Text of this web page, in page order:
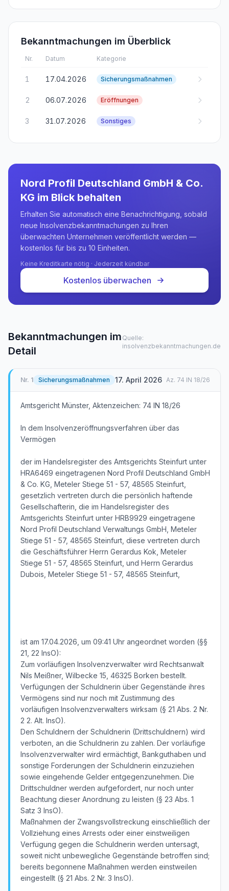
Bekanntmachungen im Überblick
Nr. Datum Kategorie
1 17.04.2026 Sicherungsmaßnahmen
2 06.07.2026 Eröffnungen
3 31.07.2026 Sonstiges
Nord Profil Deutschland GmbH & Co.
KG im Blick behalten
Erhalten Sie automatisch eine Benachrichtigung, sobald
neue Insolvenzbekanntmachungen zu Ihren
überwachten Unternehmen veröffentlicht werden —
kostenlos für bis zu 10 Einheiten.
Keine Kreditkarte nötig · Jederzeit kündbar
Kostenlos überwachen
Bekanntmachungen im
Detail
Quelle:
insolvenzbekanntmachungen.de
Nr. 1 Sicherungsmaßnahmen 17. April 2026 Az. 74 IN 18/26
Amtsgericht Münster, Aktenzeichen: 74 IN 18/26
In dem Insolvenzeröffnungsverfahren über das
Vermögen
der im Handelsregister des Amtsgerichts Steinfurt unter
HRA6469 eingetragenen Nord Profil Deutschland GmbH
& Co. KG, Meteler Stiege 51 - 57, 48565 Steinfurt,
gesetzlich vertreten durch die persönlich haftende
Gesellschafterin, die im Handelsregister des
Amtsgerichts Steinfurt unter HRB9929 eingetragene
Nord Profil Deutschland Verwaltungs GmbH, Meteler
Stiege 51 - 57, 48565 Steinfurt, diese vertreten durch
die Geschäftsführer Herrn Gerardus Kok, Meteler
Stiege 51 - 57, 48565 Steinfurt, und Herrn Gerardus
Dubois, Meteler Stiege 51 - 57, 48565 Steinfurt,
ist am 17.04.2026, um 09:41 Uhr angeordnet worden (§§
21, 22 InsO):
Zum vorläufigen Insolvenzverwalter wird Rechtsanwalt
Nils Meißner, Wilbecke 15, 46325 Borken bestellt.
Verfügungen der Schuldnerin über Gegenstände ihres
Vermögens sind nur noch mit Zustimmung des
vorläufigen Insolvenzverwalters wirksam (§ 21 Abs. 2 Nr.
2 2. Alt. InsO).
Den Schuldnern der Schuldnerin (Drittschuldnern) wird
verboten, an die Schuldnerin zu zahlen. Der vorläufige
Insolvenzverwalter wird ermächtigt, Bankguthaben und
sonstige Forderungen der Schuldnerin einzuziehen
sowie eingehende Gelder entgegenzunehmen. Die
Drittschuldner werden aufgefordert, nur noch unter
Beachtung dieser Anordnung zu leisten (§ 23 Abs. 1
Satz 3 InsO).
Maßnahmen der Zwangsvollstreckung einschließlich der
Vollziehung eines Arrests oder einer einstweiligen
Verfügung gegen die Schuldnerin werden untersagt,
soweit nicht unbewegliche Gegenstände betroffen sind;
bereits begonnene Maßnahmen werden einstweilen
eingestellt (§ 21 Abs. 2 Nr. 3 InsO).